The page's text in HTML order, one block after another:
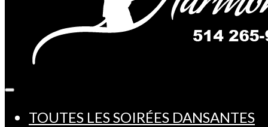
TOUTES LES SOIRÉES DANSANTES